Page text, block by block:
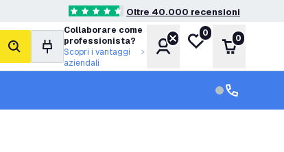
4.6 stelle di valutazione
Oltre 40.000 recensioni
cerca
Collaborare come
professionista?
Scopri i vantaggi
aziendali
AccountLista desideri
0
Carrello
0
Servizio
Assistenza